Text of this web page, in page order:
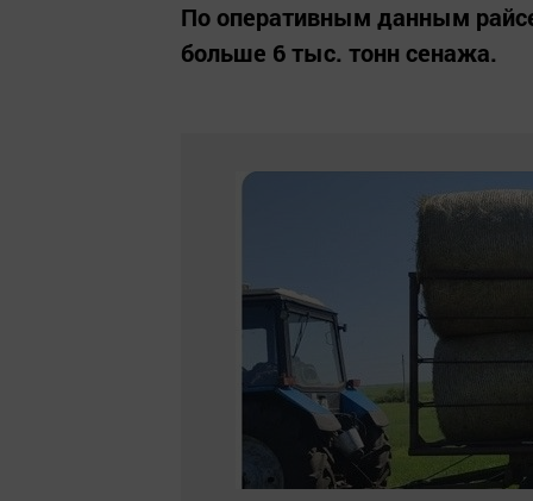
По оперативным данным
больше 6 тыс. тонн сенажа.